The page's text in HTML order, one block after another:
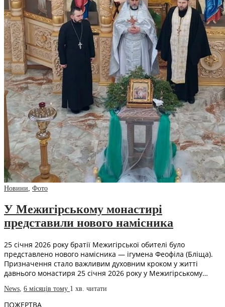
Новини, Фото
У Межигірському монастирі
представили нового намісника
25 січня 2026 року братії Межигірської обителі було
представлено нового намісника — ігумена Феофіла (Бліща).
Призначення стало важливим духовним кроком у житті
давнього монастиря 25 січня 2026 року у Межигірському…
News, 6 місяців тому 1 хв. читати
ПОЖЕРТВА